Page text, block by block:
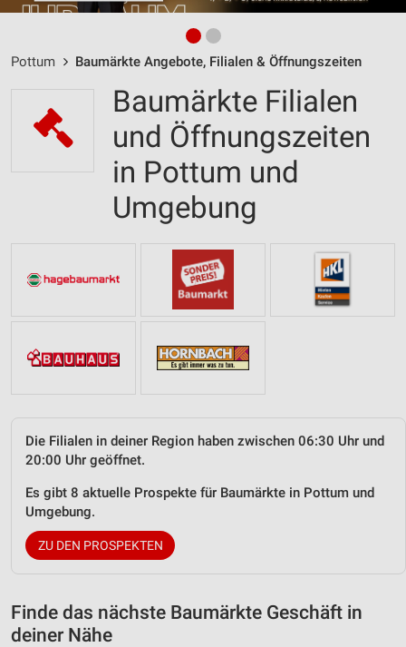
Pottum Baumärkte Angebote, Filialen & Öffnungszeiten
Baumärkte Filialen
und Öffnungszeiten
in Pottum und
Umgebung
Die Filialen in deiner Region haben zwischen 06:30 Uhr und
20:00 Uhr geöffnet.
Es gibt 8 aktuelle Prospekte für Baumärkte in Pottum und
Umgebung.
ZU DEN PROSPEKTEN
Finde das nächste Baumärkte Geschäft in
deiner Nähe